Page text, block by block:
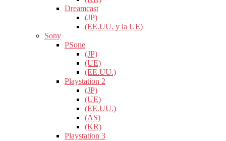
Dreamcast
(JP)
(EE.UU. y la UE)
Sony
PSone
(JP)
(UE)
(EE.UU.)
Playstation 2
(JP)
(UE)
(EE.UU.)
(AS)
(KR)
Playstation 3